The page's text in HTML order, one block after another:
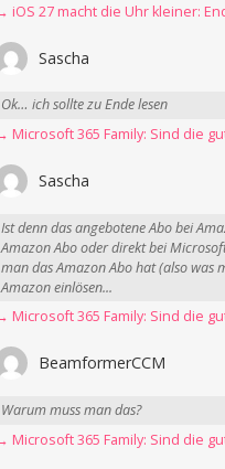
Sascha
Ok… ich sollte zu Ende lesen
Sascha
Ist denn das angebotene Abo bei
Amazon Abo oder direkt bei
man das Amazon Abo hat (also was
Amazon einlösen...
BeamformerCCM
Warum muss man das?